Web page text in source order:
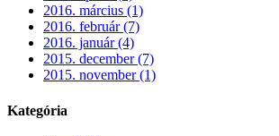
2016. március (1)
2016. február (7)
2016. január (4)
2015. december (7)
2015. november (1)
Kategória